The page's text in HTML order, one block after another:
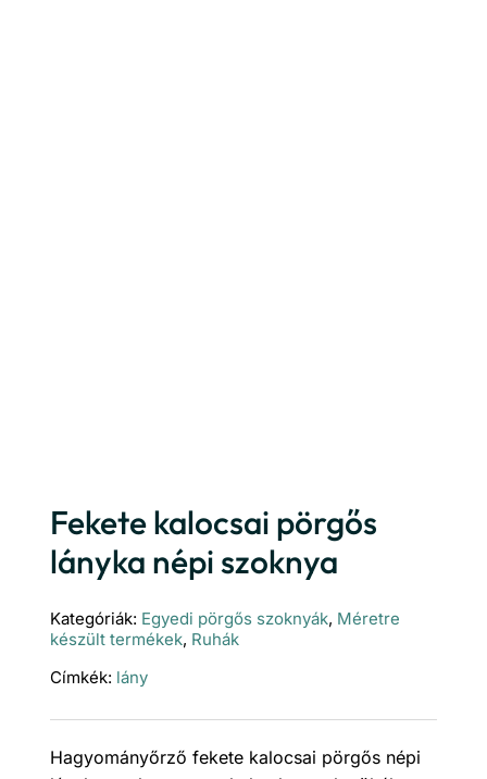
Fekete kalocsai pörgős
lányka népi szoknya
Kategóriák: Egyedi pörgős szoknyák, Méretre
készült termékek, Ruhák
Címkék: lány
Hagyományőrző fekete kalocsai pörgős népi